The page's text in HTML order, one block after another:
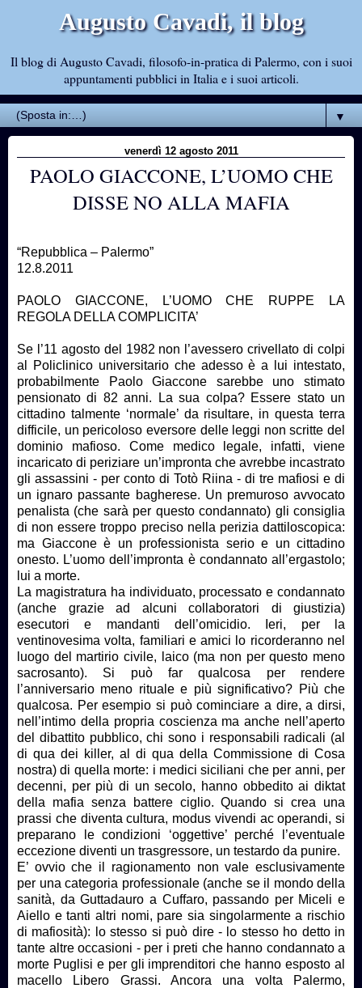
Augusto Cavadi, il blog
Il blog di Augusto Cavadi, filosofo-in-pratica di Palermo, con i suoi
appuntamenti pubblici in Italia e i suoi articoli.
▼
venerdì 12 agosto 2011
PAOLO GIACCONE, L’UOMO CHE
DISSE NO ALLA MAFIA
“Repubblica – Palermo”
12.8.2011
PAOLO GIACCONE, L’UOMO CHE RUPPE LA
REGOLA DELLA COMPLICITA’
Se l’11 agosto del 1982 non l’avessero crivellato di colpi
al Policlinico universitario che adesso è a lui intestato,
probabilmente Paolo Giaccone sarebbe uno stimato
pensionato di 82 anni. La sua colpa? Essere stato un
cittadino talmente ‘normale’ da risultare, in questa terra
difficile, un pericoloso eversore delle leggi non scritte del
dominio mafioso. Come medico legale, infatti, viene
incaricato di periziare un’impronta che avrebbe incastrato
gli assassini - per conto di Totò Riina - di tre mafiosi e di
un ignaro passante bagherese. Un premuroso avvocato
penalista (che sarà per questo condannato) gli consiglia
di non essere troppo preciso nella perizia dattiloscopica:
ma Giaccone è un professionista serio e un cittadino
onesto. L’uomo dell’impronta è condannato all’ergastolo;
lui a morte.
La magistratura ha individuato, processato e condannato
(anche grazie ad alcuni collaboratori di giustizia)
esecutori e mandanti dell’omicidio. Ieri, per la
ventinovesima volta, familiari e amici lo ricorderanno nel
luogo del martirio civile, laico (ma non per questo meno
sacrosanto). Si può far qualcosa per rendere
l’anniversario meno rituale e più significativo? Più che
qualcosa. Per esempio si può cominciare a dire, a dirsi,
nell’intimo della propria coscienza ma anche nell’aperto
del dibattito pubblico, chi sono i responsabili radicali (al
di qua dei killer, al di qua della Commissione di Cosa
nostra) di quella morte: i medici siciliani che per anni, per
decenni, per più di un secolo, hanno obbedito ai diktat
della mafia senza battere ciglio. Quando si crea una
prassi che diventa cultura, modus vivendi ac operandi, si
preparano le condizioni ‘oggettive’ perché l’eventuale
eccezione diventi un trasgressore, un testardo da punire.
E’ ovvio che il ragionamento non vale esclusivamente
per una categoria professionale (anche se il mondo della
sanità, da Guttadauro a Cuffaro, passando per Miceli e
Aiello e tanti altri nomi, pare sia singolarmente a rischio
di mafiosità): lo stesso si può dire - lo stesso ho detto in
tante altre occasioni - per i preti che hanno condannato a
morte Puglisi e per gli imprenditori che hanno esposto al
macello Libero Grassi. Ancora una volta Palermo,